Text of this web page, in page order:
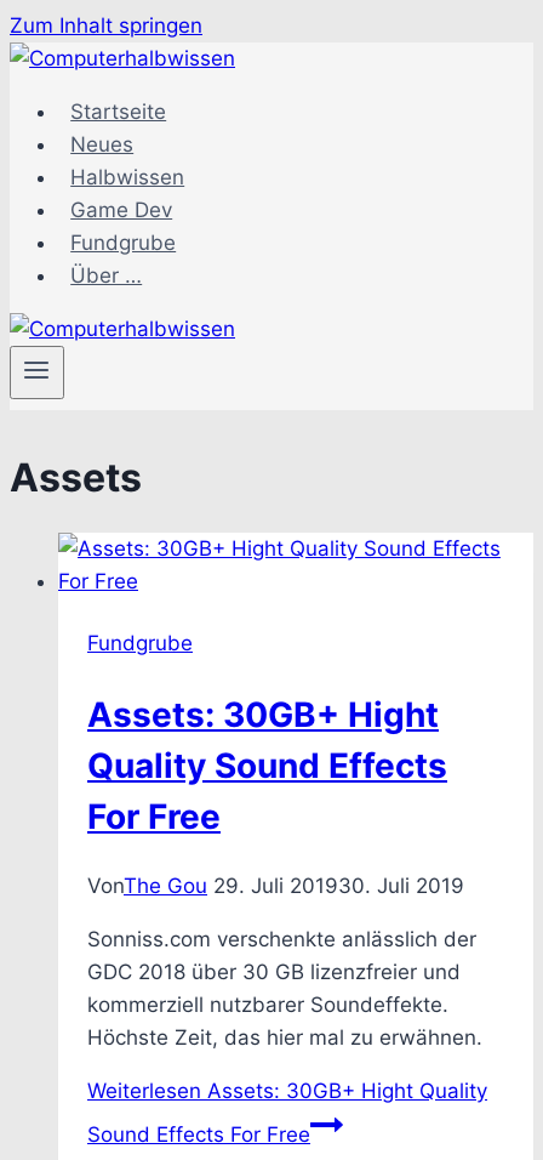
Zum Inhalt springen
Startseite
Neues
Halbwissen
Game Dev
Fundgrube
Über …
Assets
Fundgrube
Assets: 30GB+ Hight
Quality Sound Effects
For Free
VonThe Gou 29. Juli 201930. Juli 2019
Sonniss.com verschenkte anlässlich der
GDC 2018 über 30 GB lizenzfreier und
kommerziell nutzbarer Soundeffekte.
Höchste Zeit, das hier mal zu erwähnen.
Weiterlesen Assets: 30GB+ Hight Quality
Sound Effects For Free